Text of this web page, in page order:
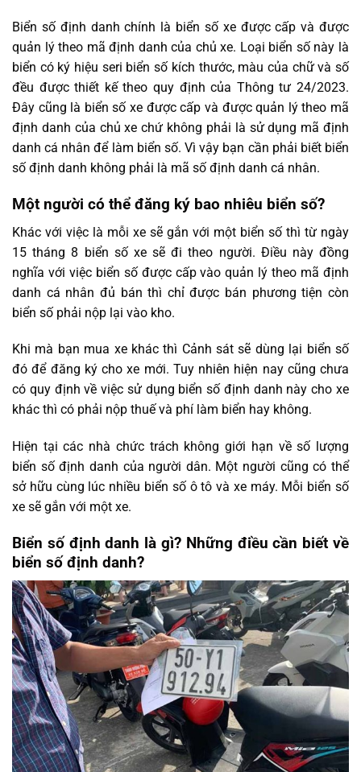
Biển số định danh chính là biển số xe được cấp và được
quản lý theo mã định danh của chủ xe. Loại biển số này là
biển có ký hiệu seri biển số kích thước, màu của chữ và số
đều được thiết kế theo quy định của Thông tư 24/2023.
Đây cũng là biển số xe được cấp và được quản lý theo mã
định danh của chủ xe chứ không phải là sử dụng mã định
danh cá nhân để làm biển số. Vì vậy bạn cần phải biết biển
số định danh không phải là mã số định danh cá nhân.
Một người có thể đăng ký bao nhiêu biển số?
Khác với việc là mỗi xe sẽ gắn với một biển số thì từ ngày
15 tháng 8 biển số xe sẽ đi theo người. Điều này đồng
nghĩa với việc biển số được cấp vào quản lý theo mã định
danh cá nhân đủ bán thì chỉ được bán phương tiện còn
biển số phải nộp lại vào kho.
Khi mà bạn mua xe khác thì Cảnh sát sẽ dùng lại biển số
đó để đăng ký cho xe mới. Tuy nhiên hiện nay cũng chưa
có quy định về việc sử dụng biển số định danh này cho xe
khác thì có phải nộp thuế và phí làm biển hay không.
Hiện tại các nhà chức trách không giới hạn về số lượng
biển số định danh của người dân. Một người cũng có thể
sở hữu cùng lúc nhiều biển số ô tô và xe máy. Mỗi biển số
xe sẽ gắn với một xe.
Biển số định danh là gì? Những điều cần biết về
biển số định danh?